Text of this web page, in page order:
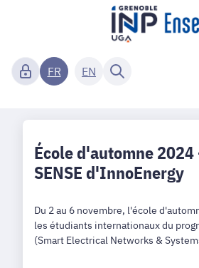
FR EN
École d'automne
SENSE d'InnoEnergy
Du 2 au 6 novembre, l'école
les étudiants internationaux du
(Smart Electrical Networks &